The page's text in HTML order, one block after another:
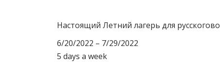
Настоящий Летний лагерь для
6/20/2022 – 7/29/2022
5 days a week